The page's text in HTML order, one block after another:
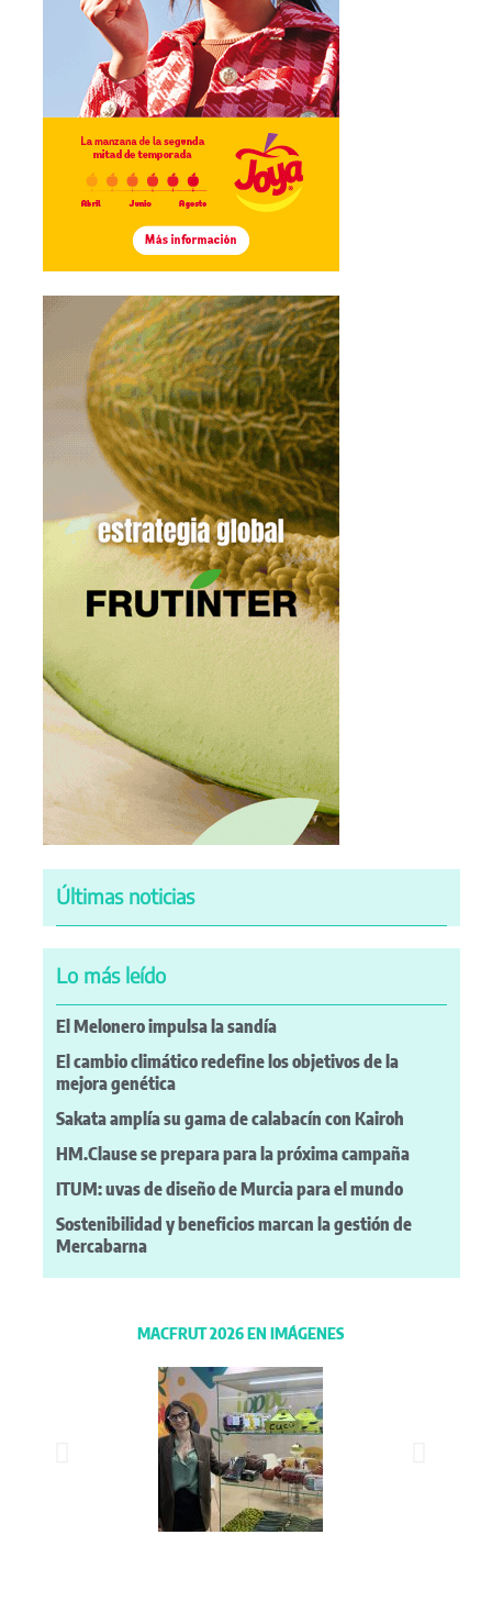
Últimas noticias
Lo más leído
El Melonero impulsa la sandía
El cambio climático redefine los objetivos de la
mejora genética
Sakata amplía su gama de calabacín con Kairoh
HM.Clause se prepara para la próxima campaña
ITUM: uvas de diseño de Murcia para el mundo
Sostenibilidad y beneficios marcan la gestión de
Mercabarna
MACFRUT 2026 EN IMÁGENES